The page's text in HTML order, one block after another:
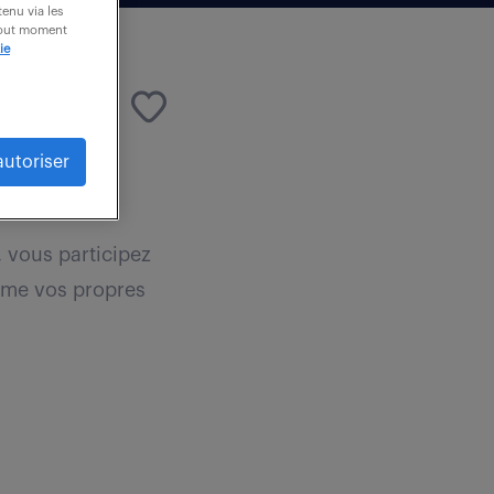
vous participez
vos propres
via les
moment